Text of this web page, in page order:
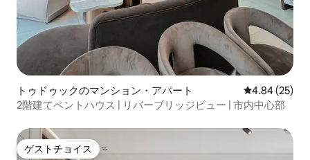
トゥドゥックのマンション・アパート レビュー25
4.84 (25)
2階建てペントハウス | リバーブリッジビュー | 市内中心部
ゲストチョイス
ゲストチョイス